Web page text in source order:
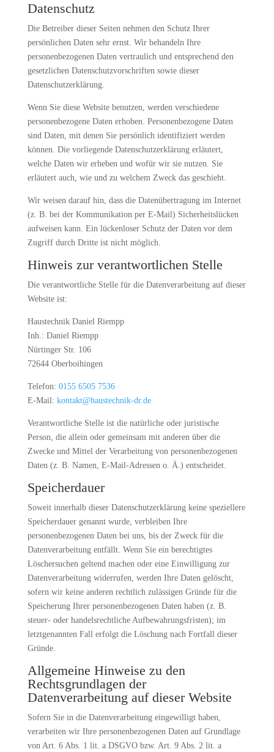
Datenschutz
Die Betreiber dieser Seiten nehmen den Schutz Ihrer
persönlichen Daten sehr ernst. Wir behandeln Ihre
personenbezogenen Daten vertraulich und entsprechend den
gesetzlichen Datenschutzvorschriften sowie dieser
Datenschutzerklärung.
Wenn Sie diese Website benutzen, werden verschiedene
personenbezogene Daten erhoben. Personenbezogene Daten
sind Daten, mit denen Sie persönlich identifiziert werden
können. Die vorliegende Datenschutzerklärung erläutert,
welche Daten wir erheben und wofür wir sie nutzen. Sie
erläutert auch, wie und zu welchem Zweck das geschieht.
Wir weisen darauf hin, dass die Datenübertragung im Internet
(z. B. bei der Kommunikation per E-Mail) Sicherheitslücken
aufweisen kann. Ein lückenloser Schutz der Daten vor dem
Zugriff durch Dritte ist nicht möglich.
Hinweis zur verantwortlichen Stelle
Die verantwortliche Stelle für die Datenverarbeitung auf dieser
Website ist:
Haustechnik Daniel Riempp
Inh.: Daniel Riempp
Nürtinger Str. 106
72644 Oberboihingen
Telefon: 0155 6505 7536
E-Mail: kontakt@haustechnik-dr.de
Verantwortliche Stelle ist die natürliche oder juristische
Person, die allein oder gemeinsam mit anderen über die
Zwecke und Mittel der Verarbeitung von personenbezogenen
Daten (z. B. Namen, E-Mail-Adressen o. Ä.) entscheidet.
Speicherdauer
Soweit innerhalb dieser Datenschutzerklärung keine speziellere
Speicherdauer genannt wurde, verbleiben Ihre
personenbezogenen Daten bei uns, bis der Zweck für die
Datenverarbeitung entfällt. Wenn Sie ein berechtigtes
Löschersuchen geltend machen oder eine Einwilligung zur
Datenverarbeitung widerrufen, werden Ihre Daten gelöscht,
sofern wir keine anderen rechtlich zulässigen Gründe für die
Speicherung Ihrer personenbezogenen Daten haben (z. B.
steuer- oder handelsrechtliche Aufbewahrungsfristen); im
letztgenannten Fall erfolgt die Löschung nach Fortfall dieser
Gründe.
Allgemeine Hinweise zu den
Rechtsgrundlagen der
Datenverarbeitung auf dieser Website
Sofern Sie in die Datenverarbeitung eingewilligt haben,
verarbeiten wir Ihre personenbezogenen Daten auf Grundlage
von Art. 6 Abs. 1 lit. a DSGVO bzw. Art. 9 Abs. 2 lit. a